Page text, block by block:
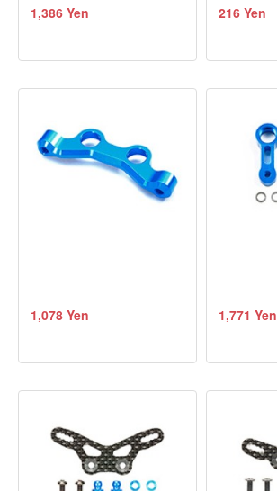
1,386 Yen 216 Yen
1,078 Yen 1,771 Yen